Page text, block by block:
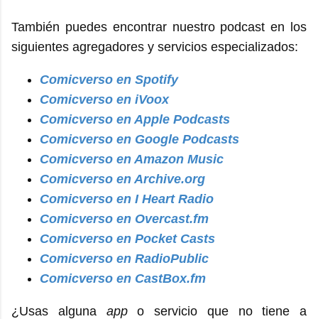
También puedes encontrar nuestro podcast en los
siguientes agregadores y servicios especializados:
Comicverso en Spotify
Comicverso en iVoox
Comicverso en Apple Podcasts
Comicverso en Google Podcasts
Comicverso en Amazon Music
Comicverso en Archive.org
Comicverso en I Heart Radio
Comicverso en Overcast.fm
Comicverso en Pocket Casts
Comicverso en RadioPublic
Comicverso en CastBox.fm
¿Usas alguna appo servicio que no tiene a